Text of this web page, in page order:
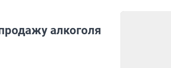
алкоголя